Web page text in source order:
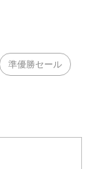
準優勝セール